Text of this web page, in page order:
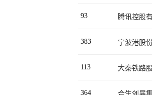
93 腾讯控股
383 宁波港股
113 大秦铁路
364